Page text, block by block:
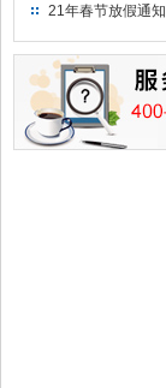
21年春节放假通知